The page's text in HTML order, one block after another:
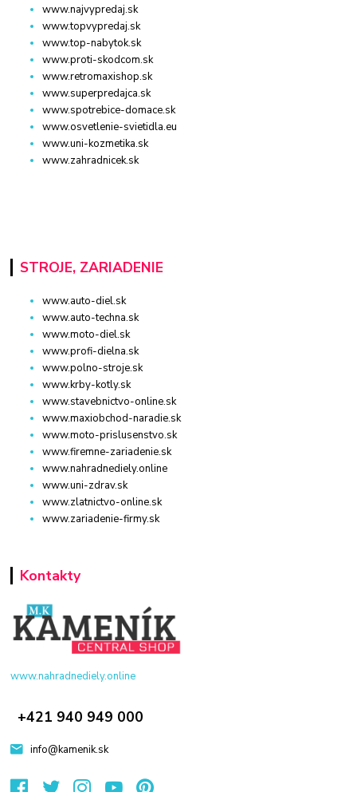
www.najvypredaj.sk
www.topvypredaj.sk
www.top-nabytok.sk
www.proti-skodcom.sk
www.retromaxishop.sk
www.superpredajca.sk
www.spotrebice-domace.sk
www.osvetlenie-svietidla.eu
www.uni-kozmetika.sk
www.zahradnicek.sk
STROJE, ZARIADENIE
www.auto-diel.sk
www.auto-techna.sk
www.moto-diel.sk
www.profi-dielna.sk
www.polno-stroje.sk
www.krby-kotly.sk
www.stavebnictvo-online.sk
www.maxiobchod-naradie.sk
www.moto-prislusenstvo.sk
www.firemne-zariadenie.sk
www.nahradnediely.online
www.uni-zdrav.sk
www.zlatnictvo-online.sk
www.zariadenie-firmy.sk
Kontakty
www.nahradnediely.online
+421 940 949 000
info@kamenik.sk